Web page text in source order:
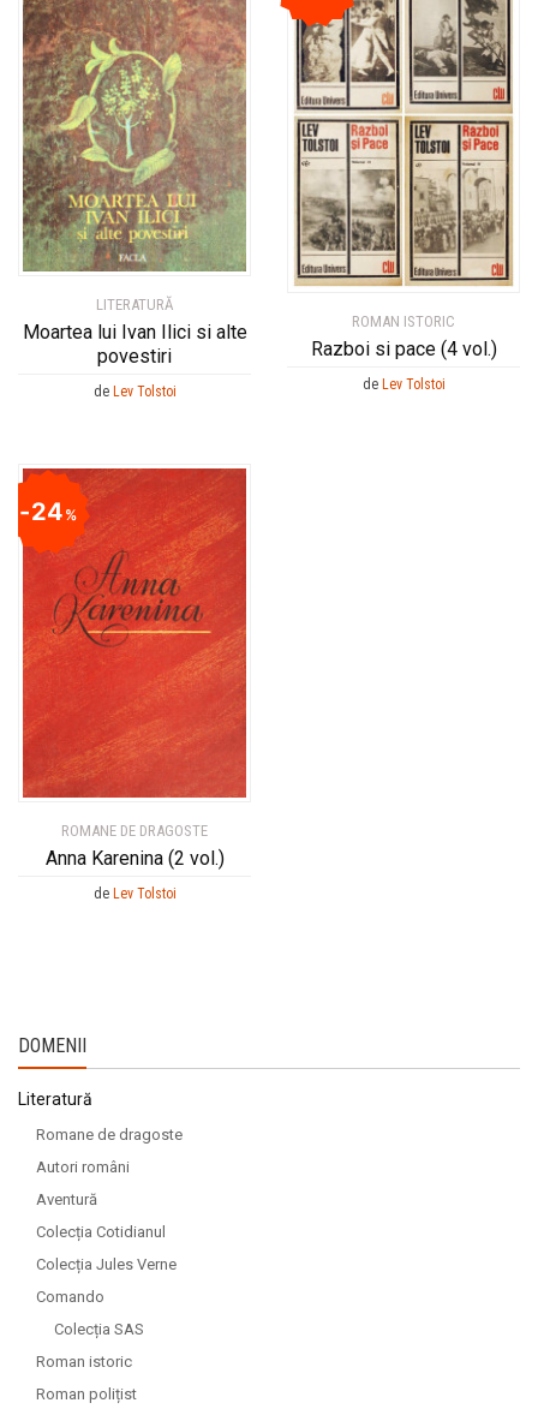
LITERATURĂ
Moartea lui Ivan Ilici si alte
povestiri
de Lev Tolstoi
ROMAN ISTORIC
Razboi si pace (4 vol.)
de Lev Tolstoi
ROMANE DE DRAGOSTE
Anna Karenina (2 vol.)
24%
de Lev Tolstoi
DOMENII
Literatură
Romane de dragoste
Autori români
Aventură
Colecția Cotidianul
Colecția Jules Verne
Comando
Colecția SAS
Roman istoric
Roman polițist